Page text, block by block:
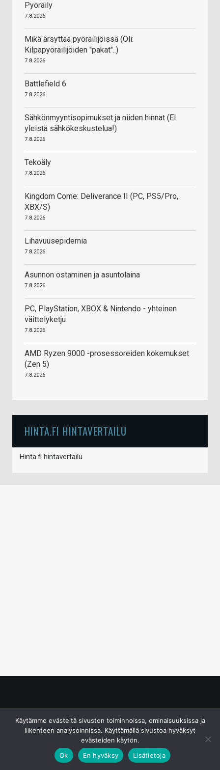
Pyöräily
7.8.2026
Mikä ärsyttää pyöräilijöissä (Oli:
Kilpapyöräilijöiden "pakat"..)
7.8.2026
Battlefield 6
7.8.2026
Sähkönmyyntisopimukset ja niiden hinnat (EI
yleistä sähkökeskustelua!)
7.8.2026
Tekoäly
7.8.2026
Kingdom Come: Deliverance II (PC, PS5/Pro,
XBX/S)
7.8.2026
Lihavuusepidemia
7.8.2026
Asunnon ostaminen ja asuntolaina
7.8.2026
PC, PlayStation, XBOX & Nintendo - yhteinen
väittelyketju
7.8.2026
AMD Ryzen 9000 -prosessoreiden kokemukset
(Zen 5)
7.8.2026
HINTA.FI HINTAVERTAILU
Hinta.fi hintavertailu
Käytämme evästeitä sivuston toiminnoissa, ominaisuuksissa ja
liikenteen analysoinnissa. Käyttämällä sivustoa hyväksyt
evästeiden käytön.
Ok
En hyväksy Lisätietoja